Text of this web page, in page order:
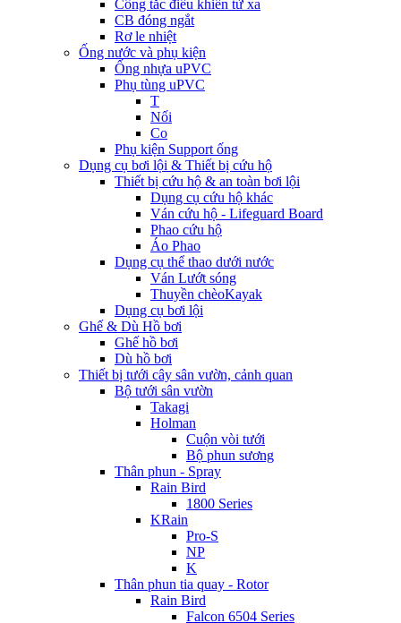
Công tắc điều khiển từ xa
CB đóng ngắt
Rơ le nhiệt
Ống nước và phụ kiện
Ống nhựa uPVC
Phụ tùng uPVC
T
Nối
Co
Phụ kiện Support ống
Dụng cụ bơi lội & Thiết bị cứu hộ
Thiết bị cứu hộ & an toàn bơi lội
Dụng cụ cứu hộ khác
Ván cứu hộ - Lifeguard Board
Phao cứu hộ
Áo Phao
Dụng cụ thể thao dưới nước
Ván Lướt sóng
Thuyền chèoKayak
Dụng cụ bơi lội
Ghế & Dù Hồ bơi
Ghế hồ bơi
Dù hồ bơi
Thiết bị tưới cây sân vườn, cảnh quan
Bộ tưới sân vườn
Takagi
Holman
Cuộn vòi tưới
Bộ phun sương
Thân phun - Spray
Rain Bird
1800 Series
KRain
Pro-S
NP
K
Thân phun tia quay - Rotor
Rain Bird
Falcon 6504 Series